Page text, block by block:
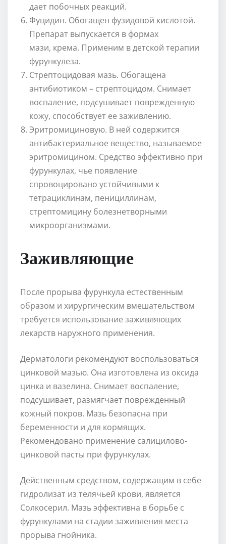
дает побочных реакций.
Фуцидин. Обогащен фузидовой кислотой.
Препарат выпускается в формах
мази, крема. Применим в детской терапии
фурункулеза.
Стрептоцидовая мазь. Обогащена
антибиотиком – стрептоцидом. Снимает
воспаление, подсушивает поврежденную
кожу, способствует ее заживлению.
Эритромициновую. В ней содержится
антибактериальное вещество, называемое
эритромицином. Средство эффективно при
фурункулах, чье появление
спровоцировано устойчивыми к
тетрациклинам, пенициллинам,
стрептомицину болезнетворными
микроорганизмами.
Заживляющие
После прорыва фурункула естественным
образом и хирургическим вмешательством
требуется использование заживляющих
лекарств наружного применения.
Дерматологи рекомендуют воспользоваться
цинковой мазью. Она изготовлена из оксида
цинка и вазелина. Снимает воспаление,
подсушивает, размягчает поврежденный
кожный покров. Мазь безопасна при
беременности и для кормящих.
Рекомендовано применение салицилово-
цинковой пасты при фурункулах.
Действенным средством, содержащим в себе
гидролизат из телячьей крови, является
Солкосерил. Мазь эффективна в борьбе с
фурункулами на стадии заживления места
прорыва гнойника.